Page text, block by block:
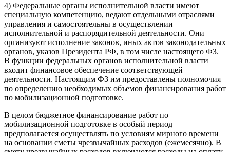
4) Федеральные органы исполнительной власти имеют
специальную компетенцию, ведают отдельными отраслями
управления и самостоятельны в осуществлении
исполнительной и распорядительной деятельности. Они
организуют исполнение законов, иных актов законодательных
органов, указов Президента РФ, в том числе настоящего ФЗ.
В функции федеральных органов исполнительной власти
входит финансовое обеспечение соответствующей
деятельности. Настоящим ФЗ им предоставлены полномочия
по определению необходимых объемов финансирования работ
по мобилизационной подготовке.
В целом бюджетное финансирование работ по
мобилизационной подготовке в особый период
предполагается осуществлять по условиям мирного времени
на основании сметы чрезвычайных расходов (ежемесячно). В